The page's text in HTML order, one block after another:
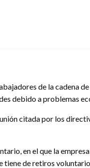
de la cadena
debido a problemas
citada por los
en el que la
de retiros